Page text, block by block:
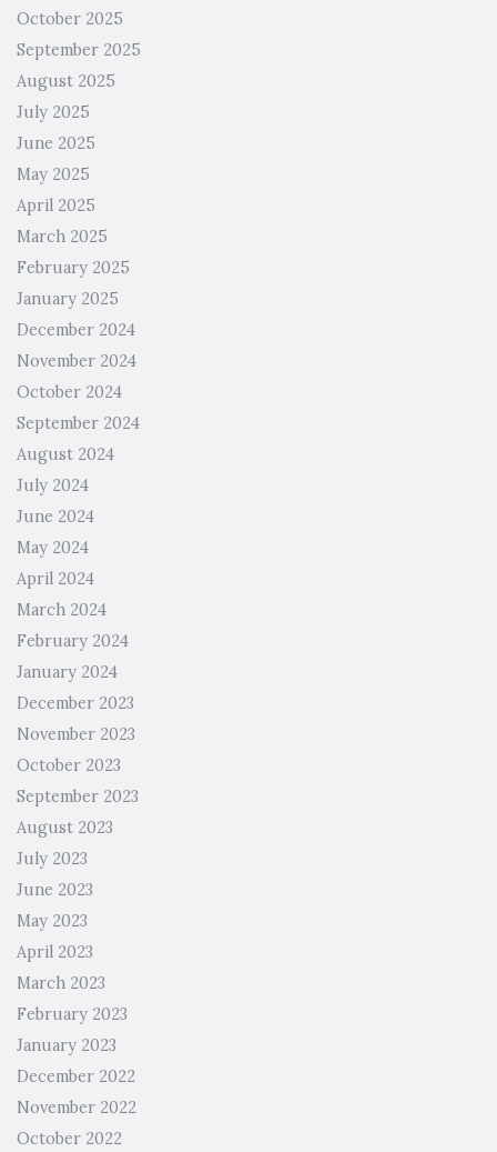
October 2025
September 2025
August 2025
July 2025
June 2025
May 2025
April 2025
March 2025
February 2025
January 2025
December 2024
November 2024
October 2024
September 2024
August 2024
July 2024
June 2024
May 2024
April 2024
March 2024
February 2024
January 2024
December 2023
November 2023
October 2023
September 2023
August 2023
July 2023
June 2023
May 2023
April 2023
March 2023
February 2023
January 2023
December 2022
November 2022
October 2022